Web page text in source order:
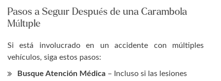
Pasos a Seguir Después de una Carambola
Múltiple
Si está involucrado en un accidente con múltiples
vehículos, siga estos pasos:
Busque Atención Médica – Incluso si las lesiones